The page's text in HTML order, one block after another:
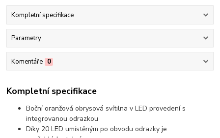
Kompletní specifikace
Parametry
Komentáře 0
Kompletní specifikace
Boční oranžová obrysová svítilna v LED provedení s
integrovanou odrazkou
Díky 20 LED umístěným po obvodu odrazky je